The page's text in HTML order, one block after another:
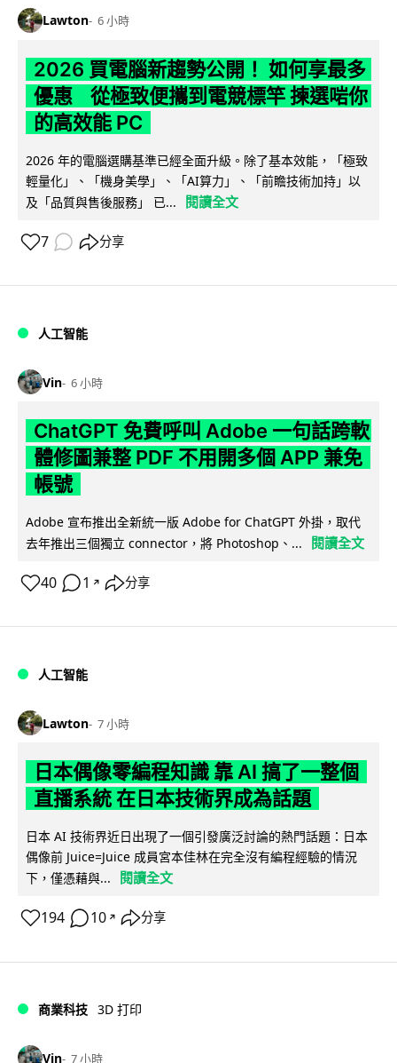
Lawton 6 小時
2026 買電腦新趨勢公開！ 如何享最多
優惠 從極致便攜到電競標竿 揀選啱你
的高效能 PC
2026 年的電腦選購基準已經全面升級。除了基本效能，「極致
輕量化」、「機身美學」、「AI算力」、「前瞻技術加持」以
及「品質與售後服務」 已...
閱讀全文
7 分享
人工智能
Vin 6 小時
ChatGPT 免費呼叫 Adobe 一句話跨軟
體修圖兼整 PDF 不用開多個 APP 兼免
帳號
Adobe 宣布推出全新統一版 Adobe for ChatGPT 外掛，取代
去年推出三個獨立 connector，將 Photoshop、...
閱讀全文
40 1 ↗ 分享
人工智能
Lawton 7 小時
日本偶像零編程知識 靠 AI 搞了一整個
直播系統 在日本技術界成為話題
日本 AI 技術界近日出現了一個引發廣泛討論的熱門話題：日本
偶像前 Juice=Juice 成員宮本佳林在完全沒有編程經驗的情況
下，僅憑藉與...
閱讀全文
194 10 ↗ 分享
商業科技 3D 打印
Vin 7 小時